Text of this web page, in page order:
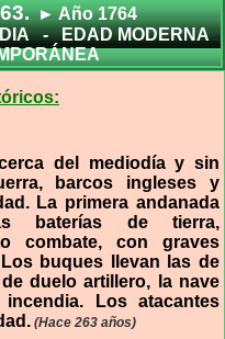
► Año 1764
- EDAD MODERNA
del mediodía y sin
barcos ingleses y
La primera andanada
baterías de tierra,
combate, con graves
buques llevan las de
duelo artillero, la nave
Los atacantes
(Hace 263 años)